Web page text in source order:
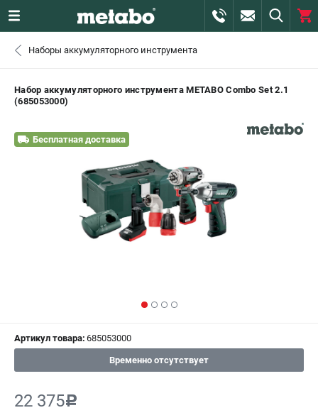
СРАВНЕНИЕ ( 0 )
ВХОД ИЛИ РЕГИСТРАЦИЯ
ЗАКАЗАТЬ ЗАПЧАСТЬ
- ЗАКАЗ ЗАПЧАСТЕЙ
0 ₽
Наборы аккумуляторного инструмента
Набор аккумуляторного инструмента METABO Combo Set 2.1
(685053000)
Бесплатная доставка
Артикул товара: 685053000
Временно отсутствует
22 375c